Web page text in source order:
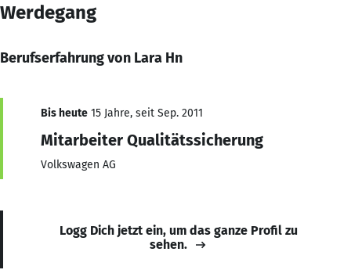
Werdegang
Berufserfahrung von Lara Hn
Bis heute 15 Jahre, seit Sep. 2011
Mitarbeiter Qualitätssicherung
Volkswagen AG
Logg Dich jetzt ein, um das ganze Profil zu
sehen.